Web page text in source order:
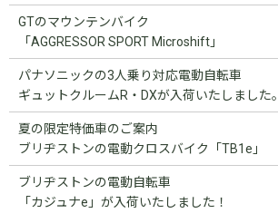
GTのマウンテンバイク
「AGGRESSOR SPORT Microshift」
パナソニックの3人乗り対応電動自転車
ギュットクルームR・DXが入荷いたしました。
夏の限定特価車のご案内
ブリヂストンの電動クロスバイク「TB1e」
ブリヂストンの電動自転車
「カジュナe」が入荷いたしました！